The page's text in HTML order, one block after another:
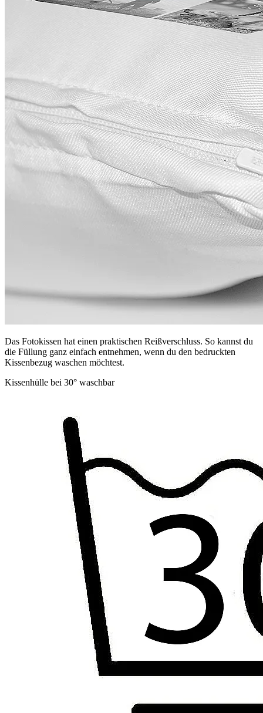
Das Fotokissen hat einen praktischen Reißverschluss. So kannst du
die Füllung ganz einfach entnehmen, wenn du den bedruckten
Kissenbezug waschen möchtest.
Kissenhülle bei 30° waschbar